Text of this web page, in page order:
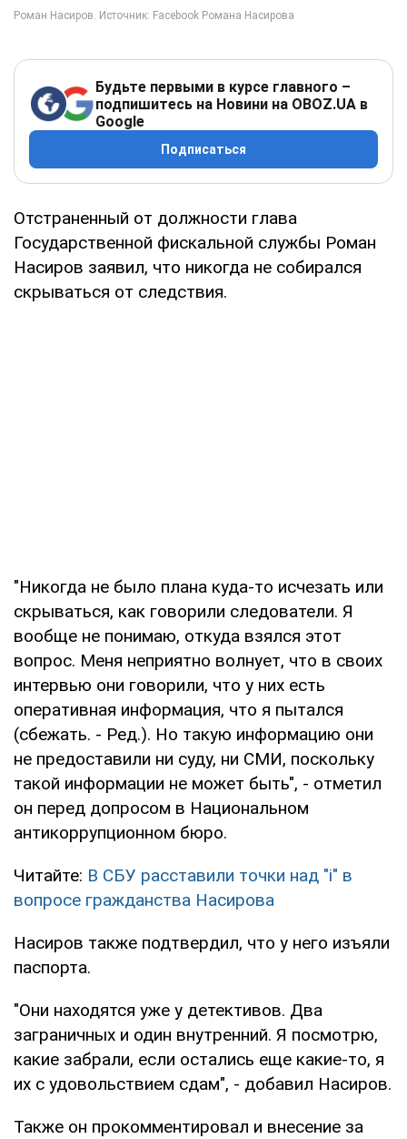
Будьте первыми в курсе главного –
подпишитесь на Новини на OBOZ.UA в
Google
Подписаться
Отстраненный от должности глава
Государственной фискальной службы Роман
Насиров заявил, что никогда не собирался
скрываться от следствия.
"Никогда не было плана куда-то исчезать или
скрываться, как говорили следователи. Я
вообще не понимаю, откуда взялся этот
вопрос. Меня неприятно волнует, что в своих
интервью они говорили, что у них есть
оперативная информация, что я пытался
(сбежать. - Ред.). Но такую информацию они
не предоставили ни суду, ни СМИ, поскольку
такой информации не может быть", - отметил
он перед допросом в Национальном
антикоррупционном бюро.
Читайте: В СБУ расставили точки над "i" в
вопросе гражданства Насирова
Насиров также подтвердил, что у него изъяли
паспорта.
"Они находятся уже у детективов. Два
заграничных и один внутренний. Я посмотрю,
какие забрали, если остались еще какие-то, я
их с удовольствием сдам", - добавил Насиров.
Также он прокомментировал и внесение за